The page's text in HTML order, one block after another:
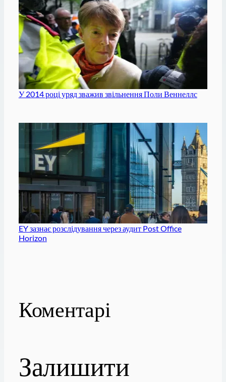
У 2014 році уряд зважив звільнення Поли Веннеллс
EY зазнає розслідування через аудит Post Office
Horizon
Коментарі
Залишити